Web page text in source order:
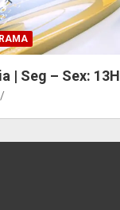
| Seg – Sex: 13H
/